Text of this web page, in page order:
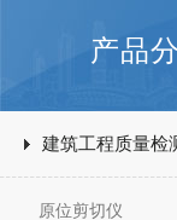
产品
建筑工程质量检
原位剪切仪